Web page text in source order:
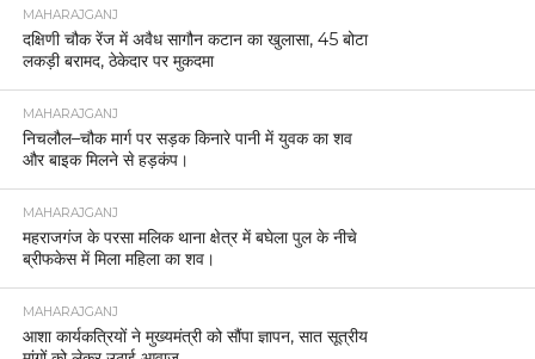
MAHARAJGANJ
दक्षिणी चौक रेंज में अवैध सागौन कटान का खुलासा, 45 बोटा
लकड़ी बरामद, ठेकेदार पर मुकदमा
MAHARAJGANJ
निचलौल–चौक मार्ग पर सड़क किनारे पानी में युवक का शव
और बाइक मिलने से हड़कंप।
MAHARAJGANJ
महराजगंज के परसा मलिक थाना क्षेत्र में बघेला पुल के नीचे
ब्रीफकेस में मिला महिला का शव।
MAHARAJGANJ
आशा कार्यकत्रियों ने मुख्यमंत्री को सौंपा ज्ञापन, सात सूत्रीय